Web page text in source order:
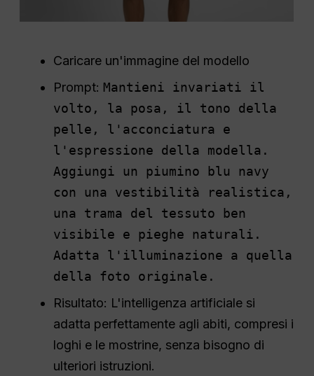
Caricare un'immagine del modello
Prompt: Mantieni invariati il
volto, la posa, il tono della
pelle, l'acconciatura e
l'espressione della modella.
Aggiungi un piumino blu navy
con una vestibilità realistica,
una trama del tessuto ben
visibile e pieghe naturali.
Adatta l'illuminazione a quella
della foto originale.
Risultato: L'intelligenza artificiale si
adatta perfettamente agli abiti, compresi i
loghi e le mostrine, senza bisogno di
ulteriori istruzioni.